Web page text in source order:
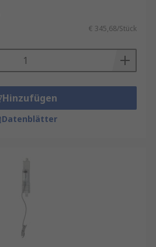
€ 345,68/Stück
Hinzufügen
Datenblätter